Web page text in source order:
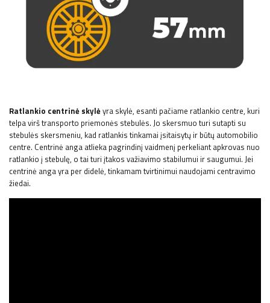
Ratlankio centrinė skylėyra skylė, esanti pačiame ratlankio centre, kuri
telpa virš transporto priemonės stebulės. Jo skersmuo turi sutapti su
stebulės skersmeniu, kad ratlankis tinkamai įsitaisytų ir būtų automobilio
centre. Centrinė anga atlieka pagrindinį vaidmenį perkeliant apkrovas nuo
ratlankio į stebulę, o tai turi įtakos važiavimo stabilumui ir saugumui. Jei
centrinė anga yra per didelė, tinkamam tvirtinimui naudojami centravimo
žiedai.